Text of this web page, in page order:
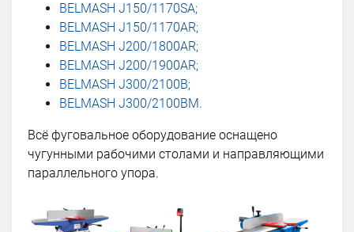
BELMASH J150/1170SA;
BELMASH J150/1170AR;
BELMASH J200/1800AR;
BELMASH J200/1900AR;
BELMASH J300/2100В;
BELMASH J300/2100ВМ.
Всё фуговальное оборудование оснащено
чугунными рабочими столами и направляющими
параллельного упора.